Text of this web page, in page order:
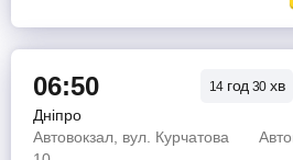
06:50 14 год 30 хв
Дніпро
Автовокзал, вул. Курчатова